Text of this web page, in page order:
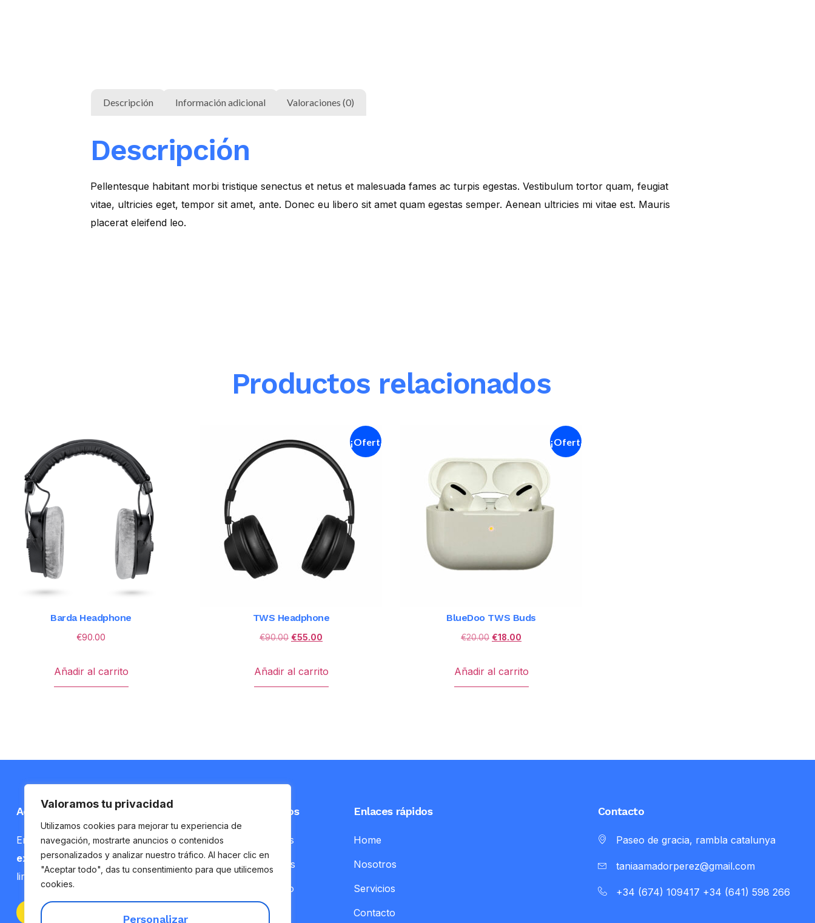
Valoramos tu privacidad
Utilizamos cookies para mejorar tu experiencia de
navegación, mostrarte anuncios o contenidos
personalizados y analizar nuestro tráfico. Al hacer clic en
"Aceptar todo", das tu consentimiento para que utilicemos
cookies.
Personalizar
Descripción Información adicional Valoraciones (0)
Descripción
Pellentesque habitant morbi tristique senectus et netus et malesuada fames ac turpis egestas. Vestibulum tortor quam, feugiat
vitae, ultricies eget, tempor sit amet, ante. Donec eu libero sit amet quam egestas semper. Aenean ultricies mi vitae est. Mauris
placerat eleifend leo.
Productos relacionados
Barda Headphone
€90.00
Añadir al carrito
¡Oferta!
TWS Headphone
€90.00 €55.00
Añadir al carrito
¡Oferta!
BlueDoo TWS Buds
€20.00 €18.00
Añadir al carrito
Acerca de nosotros
En Clean & Shiny, llevamos más de10 años de
experienciadedicándonos a brindar servicios de
limpieza y mantenimiento de excelencia.
Recursos
Servicios
Nosotros
Contacto
Enlaces rápidos
Home
Nosotros
Servicios
Contacto
Contacto
Paseo de gracia, rambla catalunya
taniaamadorperez@gmail.com
+34 (674) 109417 +34 (641) 598 266